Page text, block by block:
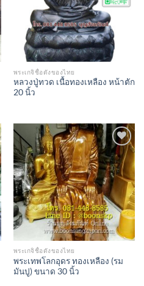
พระเกจิชื่อดังของไทย
หลวงปู่ทวด เนื้อทองเหลือง หน้าตัก
20 นิ้ว
Add to
Wishlist
พระเกจิชื่อดังของไทย
พระเทพโลกอุดร ทองเหลือง (รม
มันปู) ขนาด 30 นิ้ว